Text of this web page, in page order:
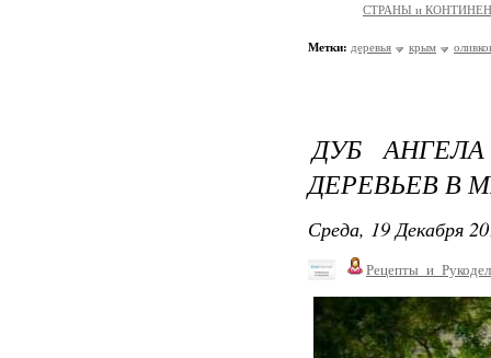
СТРАНЫ и
Метки: деревья крым
ДУБ
ДЕРЕВЬЕВ В
Среда, 19 Декабря